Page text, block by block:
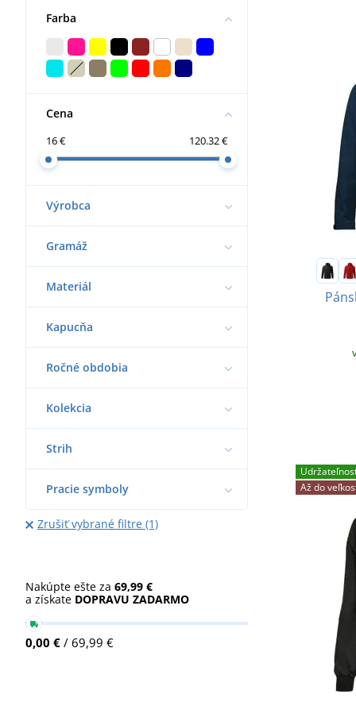
Farba
Cena
16 € 120.32 €
Výrobca
Gramáž
Materiál
Kapucňa
Ročné obdobia
Kolekcia
Strih
Pracie symboly
Zrušiť vybrané filtre (1)
Nakúpte ešte za 69,99 €
a získate DOPRAVU ZADARMO
0,00 € / 69,99 €
Až do